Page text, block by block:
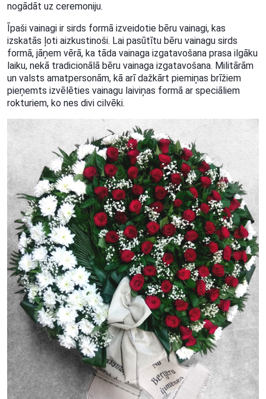
nogādāt uz ceremoniju.
Īpaši vainagi ir sirds formā izveidotie bēru vainagi, kas
izskatās ļoti aizkustinoši. Lai pasūtītu bēru vainagu sirds
formā, jāņem vērā, ka tāda vainaga izgatavošana prasa ilgāku
laiku, nekā tradicionālā bēru vainaga izgatavošana. Militārām
un valsts amatpersonām, kā arī dažkārt piemiņas brīžiem
pieņemts izvēlēties vainagu laiviņas formā ar speciāliem
rokturiem, ko nes divi cilvēki.